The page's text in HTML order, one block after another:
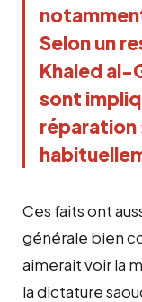
Selon un
Khaled al-
sont
réparation
Ces faits ont
générale bien
aimerait voir la
la dictature